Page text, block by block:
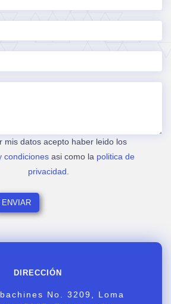
DIRECCIÓN
No. 3209, Loma
mis datos acepto haber leido los
condicionesasi como la politica de
privacidad